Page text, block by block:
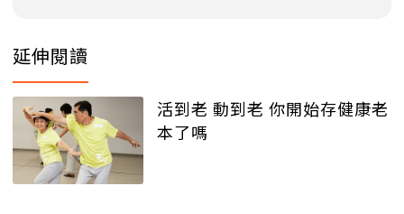
延伸閱讀
活到老 動到老 你開始存健康老
本了嗎